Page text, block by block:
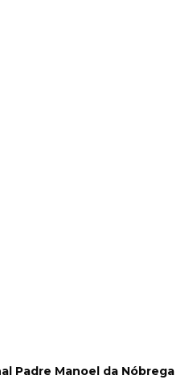
Padre Manoel da Nóbrega